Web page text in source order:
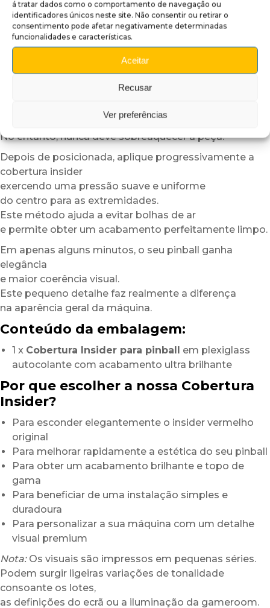
á tratar dados como o comportamento de navegação ou
identificadores únicos neste site. Não consentir ou retirar o
consentimento pode afetar negativamente determinadas
funcionalidades e características.
Aceitar
Recusar
Ver preferências
Para facilitar ainda mais a instalação,
recomendamos trabalhar numa divisão com
temperatura moderada.
Em caso de temperaturas baixas,
com um secador de cabelo em baixa potência.
No entanto, nunca deve sobreaquecer a peça.
Depois de posicionada, aplique progressivamente a
cobertura insider
exercendo uma pressão suave e uniforme
do centro para as extremidades.
Este método ajuda a evitar bolhas de ar
e permite obter um acabamento perfeitamente limpo.
Em apenas alguns minutos, o seu pinball ganha
elegância
e maior coerência visual.
Este pequeno detalhe faz realmente a diferença
na aparência geral da máquina.
Conteúdo da embalagem:
1 x Cobertura Insider para pinball
em plexiglass
autocolante com acabamento ultra brilhante
Por que escolher a nossa Cobertura
Insider?
Para esconder elegantemente o insider vermelho
original
Para melhorar rapidamente a estética do seu pinball
Para obter um acabamento brilhante e topo de
gama
Para beneficiar de uma instalação simples e
duradoura
Para personalizar a sua máquina com um detalhe
visual premium
Nota:Os visuais são impressos em pequenas séries.
Podem surgir ligeiras variações de tonalidade
consoante os lotes,
as definições do ecrã ou a iluminação da gameroom.